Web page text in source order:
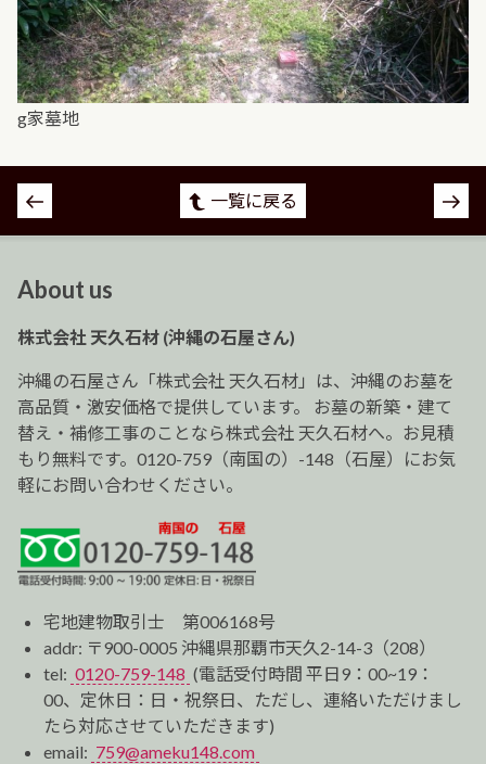
g家墓地
投
稿
ゲ
ー
シ
ョ
ン
一覧に戻る
About us
株式会社 天久石材 (沖縄の石屋さん)
沖縄の石屋さん「株式会社 天久石材」は、沖縄のお墓を
高品質・激安価格で提供しています。 お墓の新築・建て
替え・補修工事のことなら株式会社 天久石材へ。お見積
もり無料です。0120-759（南国の）-148（石屋）にお気
軽にお問い合わせください。
宅地建物取引士 第006168号
addr: 〒900-0005 沖縄県那覇市天久2-14-3（208）
tel: 0120-759-148 (電話受付時間 平日9：00~19：
00、定休日：日・祝祭日、ただし、連絡いただけまし
たら対応させていただきます)
email: 759@ameku148.com